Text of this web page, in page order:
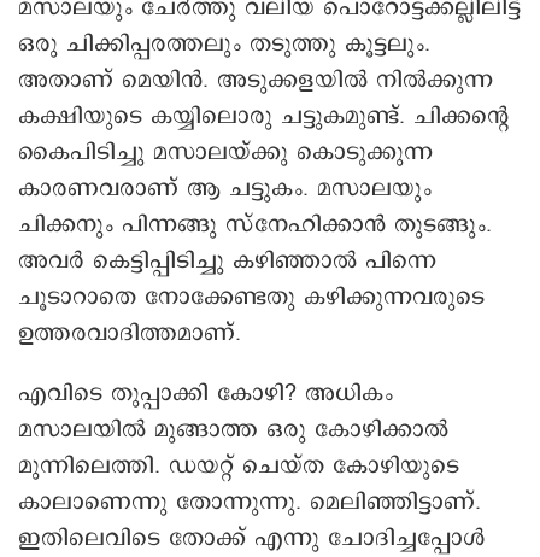
മസാലയും ചേർത്തു വലിയ പൊറോട്ടക്കല്ലിലിട്ട്
ഒരു ചിക്കിപ്പരത്തലും തടുത്തു കൂട്ടലും.
അതാണ് മെയിൻ. അടുക്കളയില്‍ നിൽക്കുന്ന
കക്ഷിയുടെ കയ്യിലൊരു ചട്ടുകമുണ്ട്. ചിക്കന്റെ
കൈപിടിച്ചു മസാലയ്ക്കു കൊടുക്കുന്ന
കാരണവരാണ് ആ ചട്ടുകം. മസാലയും
ചിക്കനും പിന്നങ്ങു സ്നേഹിക്കാൻ തുടങ്ങും.
അവർ കെട്ടിപ്പിടിച്ചു കഴിഞ്ഞാൽ പിന്നെ
ചൂടാറാതെ നോക്കേണ്ടതു കഴിക്കുന്നവരുടെ
ഉത്തരവാദിത്തമാണ്.
എവിടെ തുപ്പാക്കി കോഴി? അധികം
മസാലയിൽ മുങ്ങാത്ത ഒരു കോഴിക്കാൽ
മുന്നിലെത്തി. ഡയറ്റ് ചെയ്ത കോഴിയുടെ
കാലാണെന്നു തോന്നുന്നു. മെലിഞ്ഞിട്ടാണ്.
ഇതിലെവിടെ തോക്ക് എന്നു ചോദിച്ചപ്പോൾ